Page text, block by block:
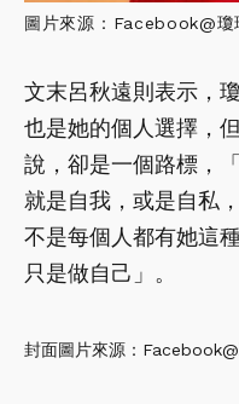
圖片來源：Facebook@瓊
文末呂秋遠則表示，
也是她的個人選擇，
說，卻是一個路標，
就是自我，或是自私
不是每個人都有她這
只是做自己」。
封面圖片來源：